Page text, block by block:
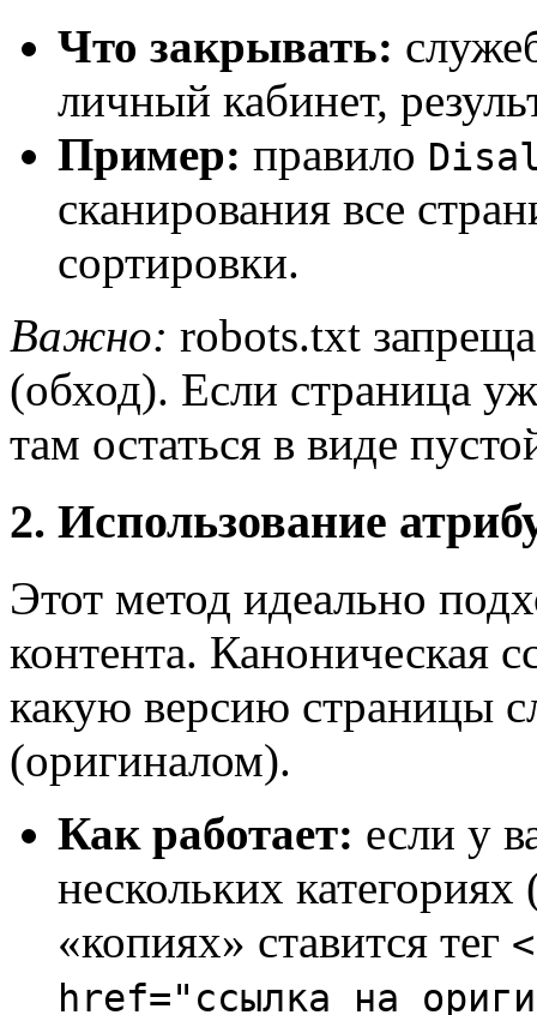
Что закрывать:
личный кабинет,
Пример: правило
сканирования все
сортировки.
Важно: robots.txt
(обход). Если страница
там остаться в виде
2. Использование
Этот метод идеально
контента. Каноническая
какую версию страницы
(оригиналом).
Как работает: если у
нескольких
«копиях» ставится тег